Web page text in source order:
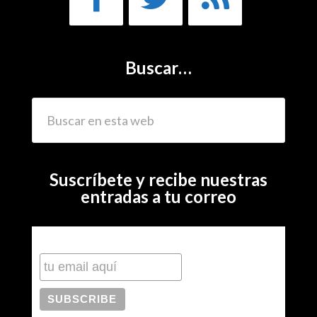
Buscar…
Suscríbete y recibe nuestras
entradas a tu correo